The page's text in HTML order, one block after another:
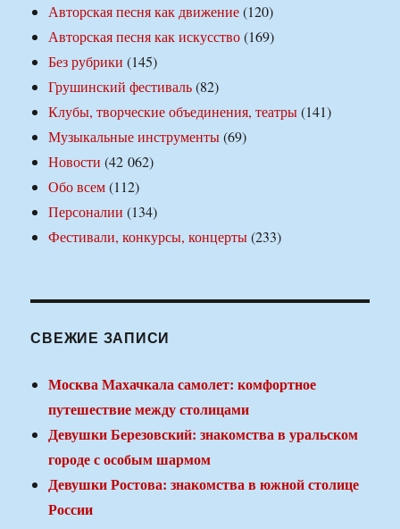
Авторская песня как движение(120)
Авторская песня как искусство(169)
Без рубрики (145)
Грушинский фестиваль(82)
Клубы, творческие объединения, театры(141)
Музыкальные инструменты(69)
Новости (42 062)
Обо всем(112)
Персоналии (134)
Фестивали, конкурсы, концерты(233)
СВЕЖИЕ ЗАПИСИ
Москва Махачкала самолет: комфортное
путешествие между столицами
Девушки Березовский: знакомства в уральском
городе с особым шармом
Девушки Ростова: знакомства в южной столице
России